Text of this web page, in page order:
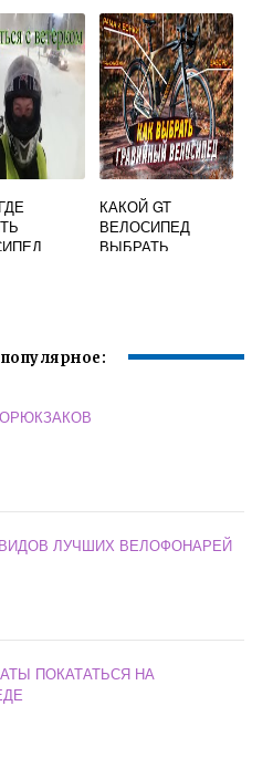
КАКОЙ GT
ВЕЛОСИПЕД
ВЫБРАТЬ
ЛУЧШИХ ВЕЛОФОНАРЕЙ
ПОКАТАТЬСЯ НА